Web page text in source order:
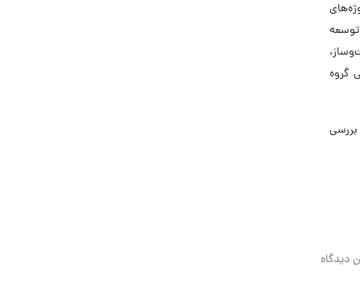
گروه
دیدگاه